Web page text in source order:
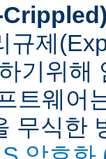
규제
기위해
트웨어
무식한